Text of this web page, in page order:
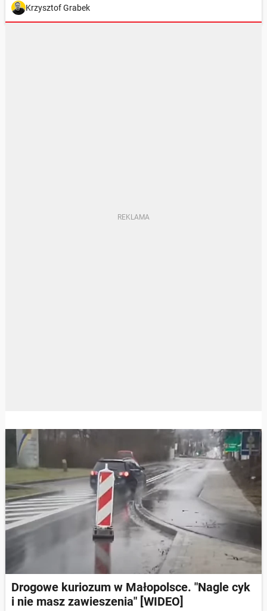
Krzysztof Grabek
Drogowe kuriozum w Małopolsce. "Nagle cyk
i nie masz zawieszenia" [WIDEO]